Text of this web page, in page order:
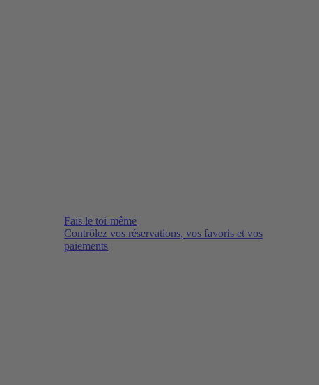
Fais le toi-même
Contrôlez vos réservations, vos favoris et vos
paiements